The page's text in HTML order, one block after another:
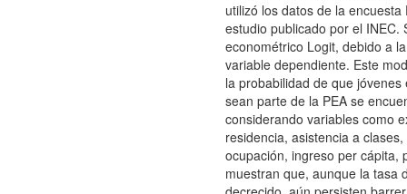
utilizó los datos de la
estudio publicado por el INEC.
econométrico Logit, debido a
variable dependiente. Este
la probabilidad de que
sean parte de la PEA se
considerando variables como
residencia, asistencia a
ocupación, ingreso per cápita,
muestran que, aunque la tasa